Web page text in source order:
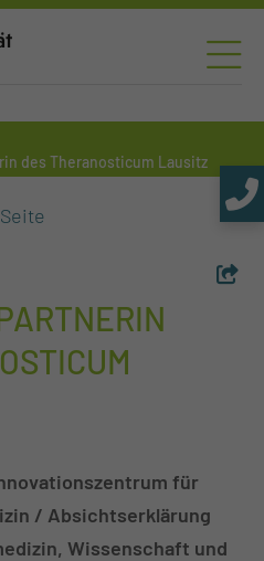
des Theranosticum Lausitz
für
/ Absichtserklärung
Wissenschaft und